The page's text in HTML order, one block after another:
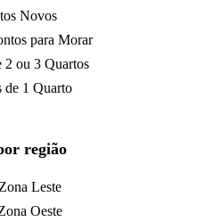
Novos
para Morar
2 ou 3 Quartos
de 1 Quarto
região
Leste
Oeste